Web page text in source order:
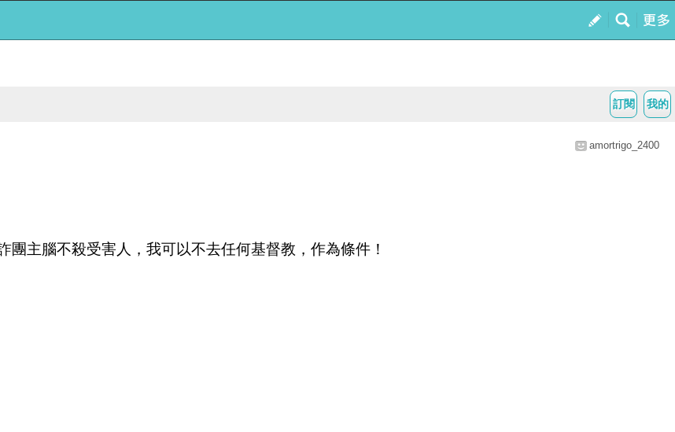
我的
訂閱
amortrigo_2400
主腦不殺受害人，我可以不去任何基督教，作為條件！